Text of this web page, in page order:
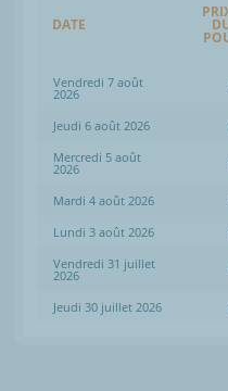
DATE
Vendredi 7 août
2026
Jeudi 6 août 2026
Mercredi 5 août
2026
Mardi 4 août 2026
Lundi 3 août 2026
Vendredi 31 juillet
2026
Jeudi 30 juillet 2026